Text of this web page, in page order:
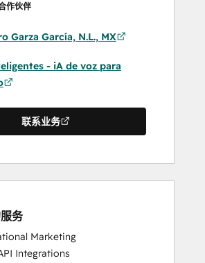
作伙伴
Garza García, N.L., MX
- iA de voz para
联系业务
务
Marketing
Integrations